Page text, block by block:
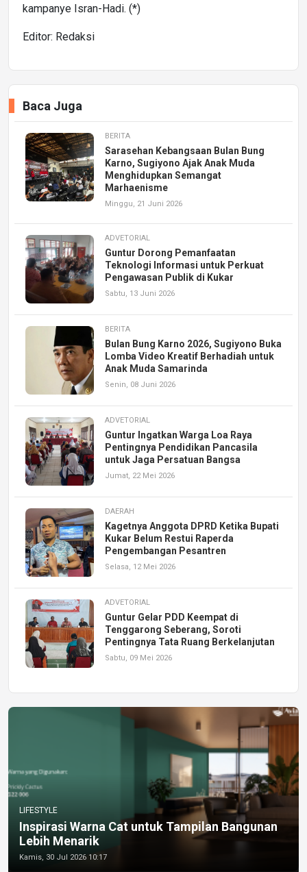
kampanye Isran-Hadi. (*)
Editor: Redaksi
Baca Juga
BERITA
Sarasehan Kebangsaan Bulan Bung
Karno, Sugiyono Ajak Anak Muda
Menghidupkan Semangat
Marhaenisme
Minggu, 21 Juni 2026
ADVETORIAL
Guntur Dorong Pemanfaatan
Teknologi Informasi untuk Perkuat
Pengawasan Publik di Kukar
Sabtu, 13 Juni 2026
BERITA
Bulan Bung Karno 2026, Sugiyono Buka
Lomba Video Kreatif Berhadiah untuk
Anak Muda Samarinda
Senin, 08 Juni 2026
ADVETORIAL
Guntur Ingatkan Warga Loa Raya
Pentingnya Pendidikan Pancasila
untuk Jaga Persatuan Bangsa
Jumat, 22 Mei 2026
DAERAH
Kagetnya Anggota DPRD Ketika Bupati
Kukar Belum Restui Raperda
Pengembangan Pesantren
Selasa, 12 Mei 2026
ADVETORIAL
Guntur Gelar PDD Keempat di
Tenggarong Seberang, Soroti
Pentingnya Tata Ruang Berkelanjutan
Sabtu, 09 Mei 2026
LIFESTYLE
Inspirasi Warna Cat untuk Tampilan Bangunan
Lebih Menarik
Kamis, 30 Jul 2026 10:17